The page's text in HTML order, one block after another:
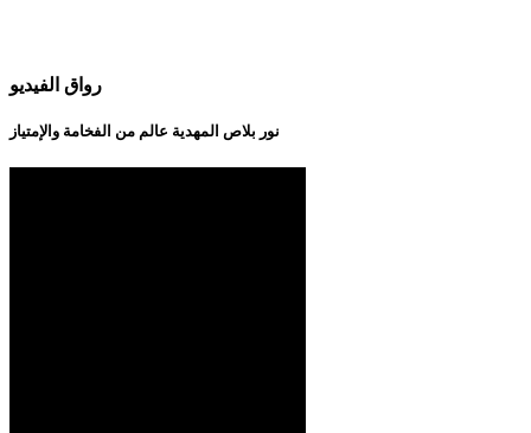
رواق الفيديو
نور بلاص المهدية عالم من الفخامة والإمتياز